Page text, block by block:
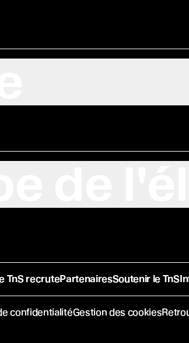
TnS recrutePartenairesSoutenir le TnS
confidentialitéGestion des cookies